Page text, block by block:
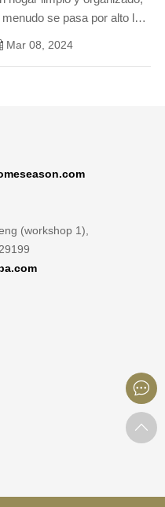
menudo se pasa por alto la
del cesto de basura.
Mar 08, 2024
(workshop 1),